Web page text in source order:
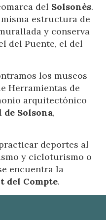
del Solsonès.
estructura de
y conserva
del Puente, el del
los museos
Herramientas de
arquitectónico
de Solsona,
deportes al
y cicloturismo o
encuentra la
del Compte.
mostrar publicidad
del usuario.